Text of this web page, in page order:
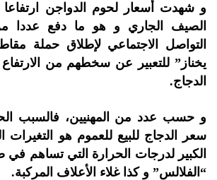
و شهدت أسعار لحوم الدواجن
الصيف الجاري و هو ما دفع عددا
التواصل الاجتماعي لإطلاق حملة
يخناز” للتعبير عن سخطهم من الارتفاع
الدجاج.
و حسب عدد من المهنيين، فالسبب
سعر الدجاج للبيع للعموم هو التغيرات
الكبير لدرجات الحرارة التي تساهم
“الفلالس” و كذا غلاء الأعلاف المركبة.